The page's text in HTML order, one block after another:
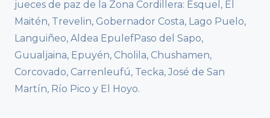
jueces de paz de la Zona Cordillera: Esquel, El
Maitén, Trevelin, Gobernador Costa, Lago Puelo,
Languiñeo, Aldea EpulefPaso del Sapo,
Guualjaina, Epuyén, Cholila, Chushamen,
Corcovado, Carrenleufú, Tecka, José de San
Martín, Río Pico y El Hoyo.